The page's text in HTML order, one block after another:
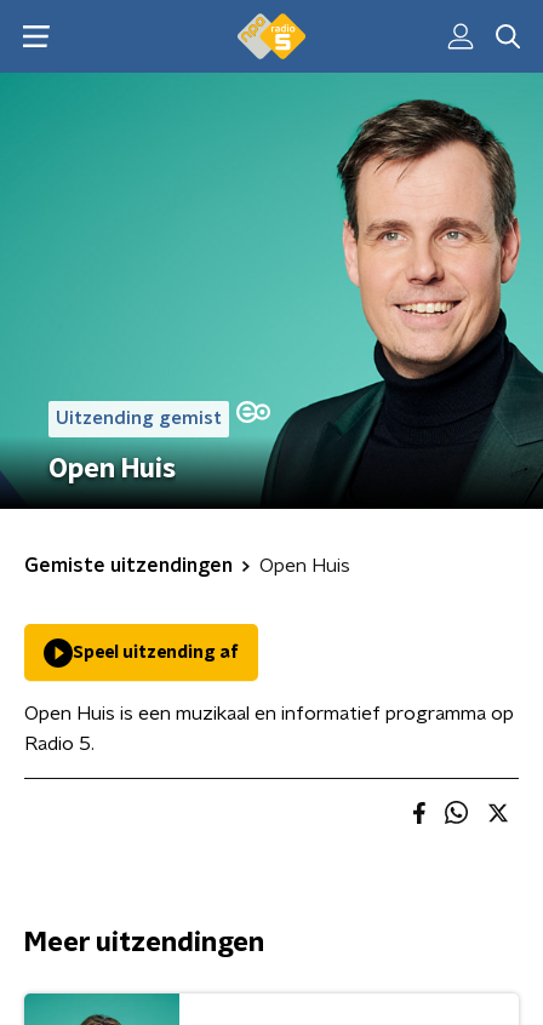
Uitzending gemist
Open Huis
Gemiste uitzendingen Open Huis
Speel uitzending af
Open Huis is een muzikaal en informatief programma op
Radio 5.
Meer uitzendingen